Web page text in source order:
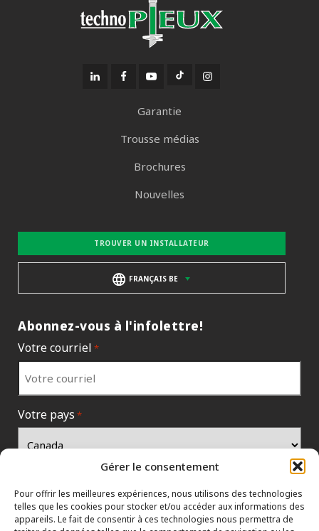
Gérer le consentement
Pour offrir les meilleures expériences, nous utilisons des technologies
telles que les cookies pour stocker et/ou accéder aux informations des
appareils. Le fait de consentir à ces technologies nous permettra de
Garantie
Trousse médias
Brochures
Nouvelles
TROUVER UN INSTALLATEUR
FRANÇAIS BE
Abonnez-vous à l'infolettre!
Votre courriel *
Votre pays *